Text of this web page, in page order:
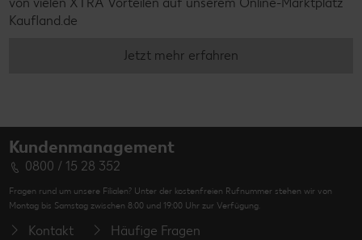
von vielen XTRA Vorteilen auf unserem Online-Marktplatz
Kaufland.de
Jetzt mehr erfahren
Kundenmanagement
0800 / 15 28 352
Fragen rund um unsere Filialen? Unter der kostenfreien Rufnummer stehen wir von
Montag bis Samstag zwischen 8:00 und 19:00 Uhr zur Verfügung.
Kontakt Häufige Fragen